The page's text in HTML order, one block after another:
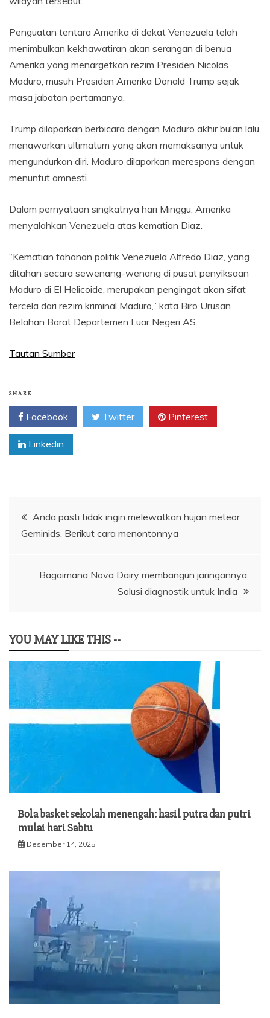
Penguatan tentara Amerika di dekat Venezuela telah
menimbulkan kekhawatiran akan serangan di benua
Amerika yang menargetkan rezim Presiden Nicolas
Maduro, musuh Presiden Amerika Donald Trump sejak
masa jabatan pertamanya.
Trump dilaporkan berbicara dengan Maduro akhir bulan lalu,
menawarkan ultimatum yang akan memaksanya untuk
mengundurkan diri. Maduro dilaporkan merespons dengan
menuntut amnesti.
Dalam pernyataan singkatnya hari Minggu, Amerika
menyalahkan Venezuela atas kematian Diaz.
“Kematian tahanan politik Venezuela Alfredo Diaz, yang
ditahan secara sewenang-wenang di pusat penyiksaan
Maduro di El Helicoide, merupakan pengingat akan sifat
tercela dari rezim kriminal Maduro,” kata Biro Urusan
Belahan Barat Departemen Luar Negeri AS.
Tautan Sumber
SHARE
Facebook Twitter Pinterest
Linkedin
Navigasi
Anda pasti tidak ingin melewatkan hujan meteor
Geminids. Berikut cara menontonnya
Bagaimana Nova Dairy membangun jaringannya;
Solusi diagnostik untuk India
YOU MAY LIKE THIS --
Bola basket sekolah menengah: hasil putra dan putri
mulai hari Sabtu
Desember 14, 2025